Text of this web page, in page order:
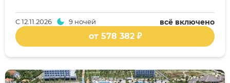
всё включено
С12.11.2026 9 ночей
от 578 382 ₽